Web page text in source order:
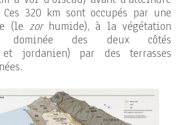
320 km sont occupés par une
(le zor humide), à la végétation
dominée des deux côtés
et jordanien) par des terrasses